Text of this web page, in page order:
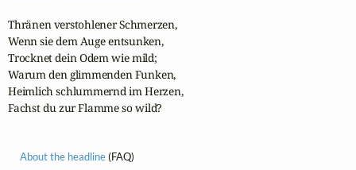
Thränen verstohlener Schmerzen,
Wenn sie dem Auge entsunken,
Trocknet dein Odem wie mild;
Warum den glimmenden Funken,
Heimlich schlummernd im Herzen,
Fachst du zur Flamme so wild?
About the headline(FAQ)